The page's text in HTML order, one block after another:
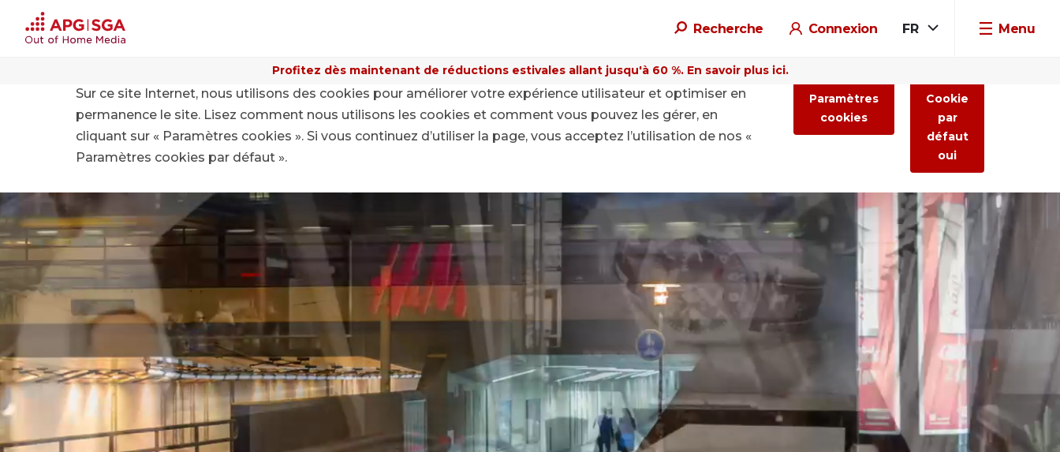
Recherche Connexion FR Menu
Profitez dès maintenant de réductions estivales allant jusqu'à 60 %. En savoir plus ici.
Pourquoi Out of Home
Sur ce site Internet, nous utilisons des cookies pour améliorer votre expérience utilisateur et optimiser en
permanence le site. Lisez comment nous utilisons les cookies et comment vous pouvez les gérer, en
cliquant sur « Paramètres cookies ». Si vous continuez d’utiliser la page, vous acceptez l’utilisation de nos «
Paramètres cookies par défaut ».
Paramètres
cookies
Cookie
par
défaut
oui